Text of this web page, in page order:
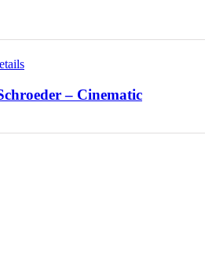
– Cinematic